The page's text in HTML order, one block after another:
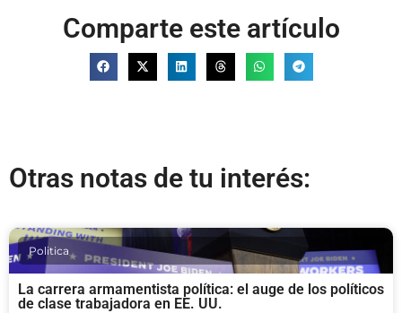
Comparte este artículo
Otras notas de tu interés:
Politica
La carrera armamentista política: el auge de los políticos
de clase trabajadora en EE. UU.